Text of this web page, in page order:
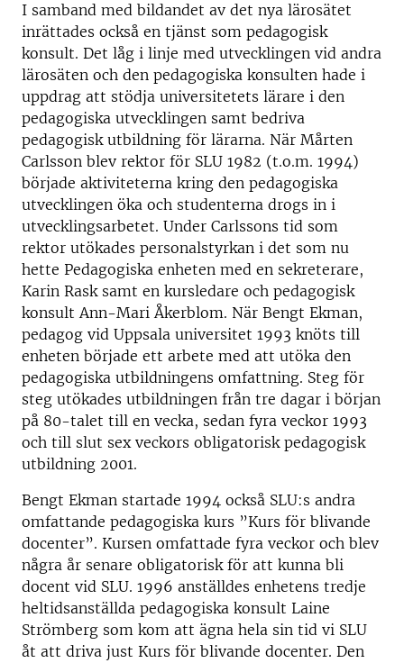
I samband med bildandet av det nya lärosätet
inrättades också en tjänst som pedagogisk
konsult. Det låg i linje med utvecklingen vid andra
lärosäten och den pedagogiska konsulten hade i
uppdrag att stödja universitetets lärare i den
pedagogiska utvecklingen samt bedriva
pedagogisk utbildning för lärarna. När Mårten
Carlsson blev rektor för SLU 1982 (t.o.m. 1994)
började aktiviteterna kring den pedagogiska
utvecklingen öka och studenterna drogs in i
utvecklingsarbetet. Under Carlssons tid som
rektor utökades personalstyrkan i det som nu
hette Pedagogiska enheten med en sekreterare,
Karin Rask samt en kursledare och pedagogisk
konsult Ann-Mari Åkerblom. När Bengt Ekman,
pedagog vid Uppsala universitet 1993 knöts till
enheten började ett arbete med att utöka den
pedagogiska utbildningens omfattning. Steg för
steg utökades utbildningen från tre dagar i början
på 80-talet till en vecka, sedan fyra veckor 1993
och till slut sex veckors obligatorisk pedagogisk
utbildning 2001.
Bengt Ekman startade 1994 också SLU:s andra
omfattande pedagogiska kurs ”Kurs för blivande
docenter”. Kursen omfattade fyra veckor och blev
några år senare obligatorisk för att kunna bli
docent vid SLU. 1996 anställdes enhetens tredje
heltidsanställda pedagogiska konsult Laine
Strömberg som kom att ägna hela sin tid vi SLU
åt att driva just Kurs för blivande docenter. Den